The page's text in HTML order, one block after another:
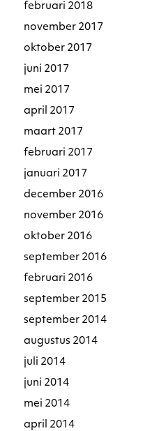
februari 2018
november 2017
oktober 2017
juni 2017
mei 2017
april 2017
maart 2017
februari 2017
januari 2017
december 2016
november 2016
oktober 2016
september 2016
februari 2016
september 2015
september 2014
augustus 2014
juli 2014
juni 2014
mei 2014
april 2014